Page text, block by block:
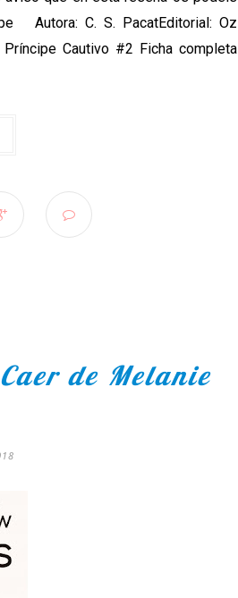
Autora: C. S. PacatEditorial: Oz
Cautivo #2 Ficha completa
de Melanie